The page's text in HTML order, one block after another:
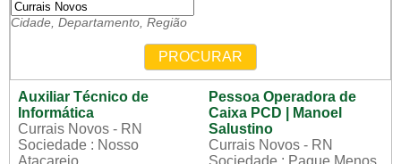
Cidade, Departamento, Região
PROCURAR
Auxiliar Técnico de
Informática
Currais Novos - RN
Sociedade : Nosso
Atacarejo
Pessoa Operadora de
Caixa PCD | Manoel
Salustino
Currais Novos - RN
Sociedade : Pague Menos